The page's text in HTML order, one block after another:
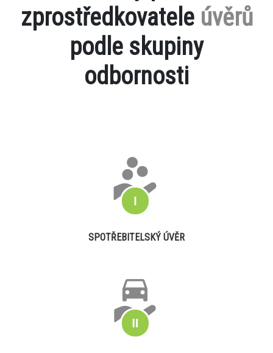
zprostředkovatele úvěrů
podle skupiny
odbornosti
SPOTŘEBITELSKÝ ÚVĚR